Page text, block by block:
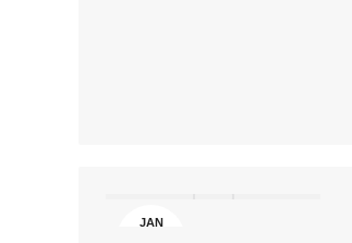
JAN